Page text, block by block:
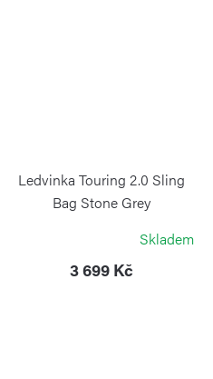
Ledvinka Touring 2.0 Sling
Bag Stone Grey
Skladem
3 699 Kč